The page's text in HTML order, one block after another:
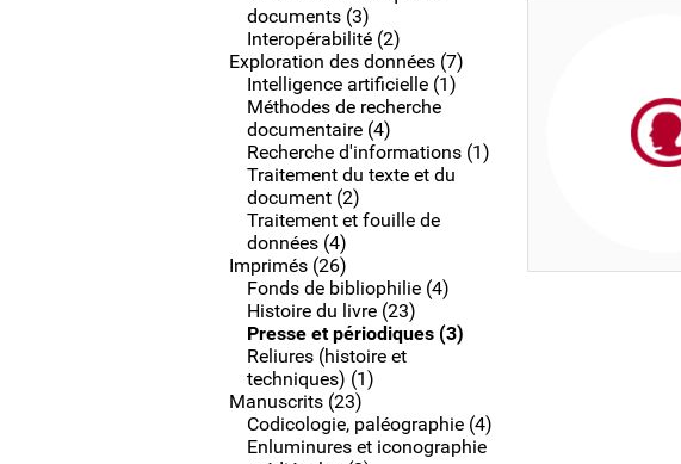
documents (3)
Interopérabilité (2)
Exploration des données (7)
Intelligence artificielle (1)
Méthodes de recherche
documentaire (4)
Recherche d'informations (1)
Traitement du texte et du
document (2)
Traitement et fouille de
données (4)
Imprimés (26)
Fonds de bibliophilie (4)
Histoire du livre (23)
Presse et périodiques (3)
Reliures (histoire et
techniques) (1)
Manuscrits (23)
Codicologie, paléographie (4)
Enluminures et iconographie